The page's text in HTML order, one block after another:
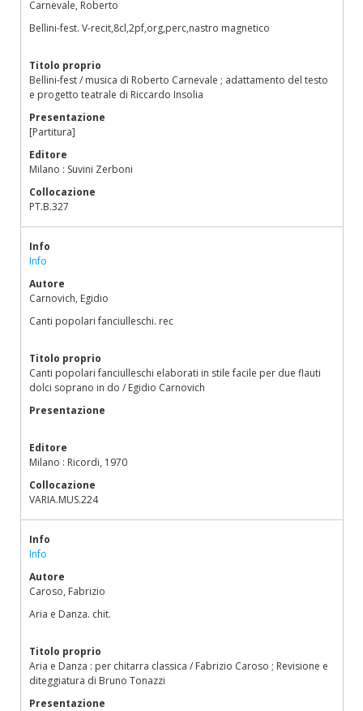
Carnevale, Roberto
Bellini-fest. V-recit,8cl,2pf,org,perc,nastro magnetico
Titolo proprio
Bellini-fest / musica di Roberto Carnevale ; adattamento del testo
e progetto teatrale di Riccardo Insolia
Presentazione
[Partitura]
Editore
Milano : Suvini Zerboni
Collocazione
PT.B.327
Info
Info
Autore
Carnovich, Egidio
Canti popolari fanciulleschi. rec
Titolo proprio
Canti popolari fanciulleschi elaborati in stile facile per due flauti
dolci soprano in do / Egidio Carnovich
Presentazione
Editore
Milano : Ricordi, 1970
Collocazione
VARIA.MUS.224
Info
Info
Autore
Caroso, Fabrizio
Aria e Danza. chit.
Titolo proprio
Aria e Danza : per chitarra classica / Fabrizio Caroso ; Revisione e
diteggiatura di Bruno Tonazzi
Presentazione